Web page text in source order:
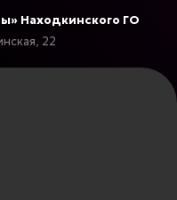
Находкинского ГО
22